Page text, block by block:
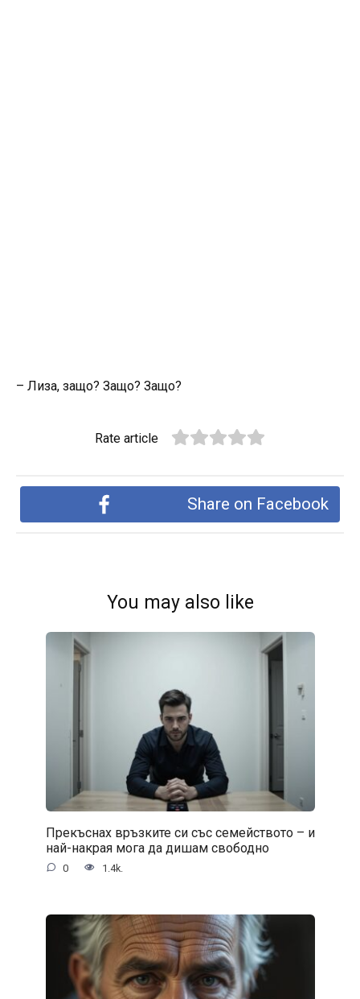
– Лиза, защо? Защо? Защо?
Rate article
Share on Facebook
You may also like
Прекъснах връзките си със семейството – и
най-накрая мога да дишам свободно
0 1.4k.